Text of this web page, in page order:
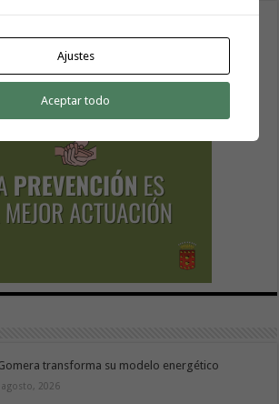
transforma su modelo energético
agosto, 2026
Ajustes
Aceptar todo